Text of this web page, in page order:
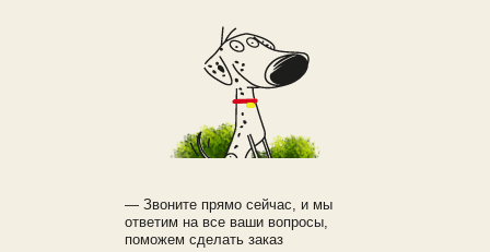
— Звоните прямо сейчас, и мы
ответим на все ваши вопросы,
поможем сделать заказ